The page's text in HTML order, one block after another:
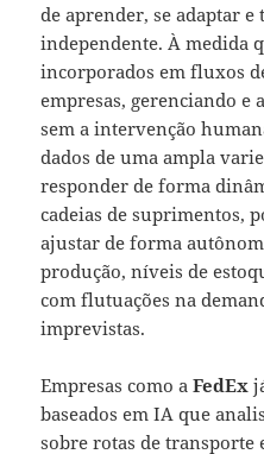
de aprender, se adaptar
independente. À medida
incorporados em fluxos
empresas, gerenciando e
sem a intervenção
dados de uma ampla
responder de forma
cadeias de suprimentos,
ajustar de forma
produção, níveis de
com flutuações na
imprevistas.
Empresas como aFedEx
baseados em IA que
sobre rotas de transporte